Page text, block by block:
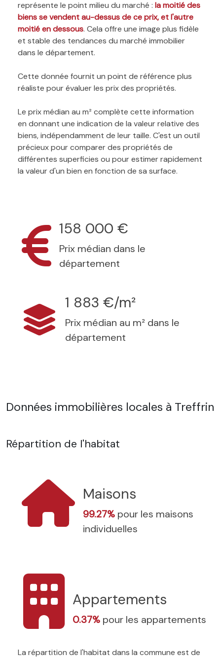
représente le point milieu du marché : la moitié des
biens se vendent au-dessus de ce prix, et l'autre
moitié en dessous. Cela offre une image plus fidèle
et stable des tendances du marché immobilier
dans le département.
Cette donnée fournit un point de référence plus
réaliste pour évaluer les prix des propriétés.
Le prix médian au m² complète cette information
en donnant une indication de la valeur relative des
biens, indépendamment de leur taille. C'est un outil
précieux pour comparer des propriétés de
différentes superficies ou pour estimer rapidement
la valeur d'un bien en fonction de sa surface.
158 000 €
Prix médian dans le
département
1 883 €/m²
Prix médian au m² dans le
département
Données immobilières locales à Treffrin
Répartition de l'habitat
Maisons
99.27% pour les maisons
individuelles
Appartements
0.37% pour les appartements
La répartition de l'habitat dans la commune est de